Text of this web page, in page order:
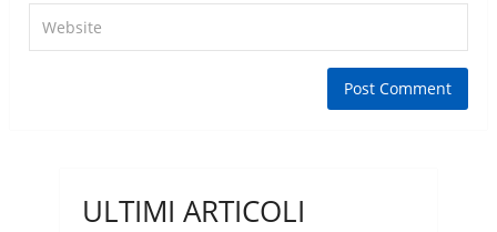
ULTIMI ARTICOLI